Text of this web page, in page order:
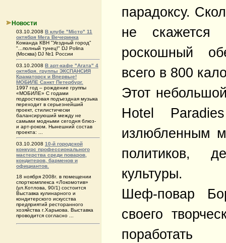
Новости
03.10.2008 В клубе "Місто" 11
октября Мега Вечеринка
Команда КВН "Уездный город"
"...полный тунец!" DJ Polina
(Москва) DJ №1 России
03.10.2008 В арт-кафе "Агата" 4
октября. группы ЭКСПАНСИЯ
Краматорск и Впервые!
МОБИЛЕ Санкт Петербург.
1997 год – рождение группы
«МОБИЛЕ» С годами
подростковая подъездная музыка
переходит в серьезнейший
проект, стилистически
балансируюший между не
самыми модными сегодня блюз-
и арт-роком. Нынешний состав
проекта: ...
03.10.2008 10-й городской
конкурс профессионального
мастерства среди поваров,
кондитеров, барменов и
официантов.
18 ноября 2008г. в помещении
спорткомплекса «Локомотив»
(ул.Котлова, 90/1) состоится
Выставка кулинарного и
кондитерского искусства
предприятий ресторанного
хозяйства г.Харькова. Выставка
проводится согласно ...
парадоксу.
не
роскошный
всего в 800
Этот
Hotel
излюбленным
политиков,
культуры.
Шеф-повар
своего